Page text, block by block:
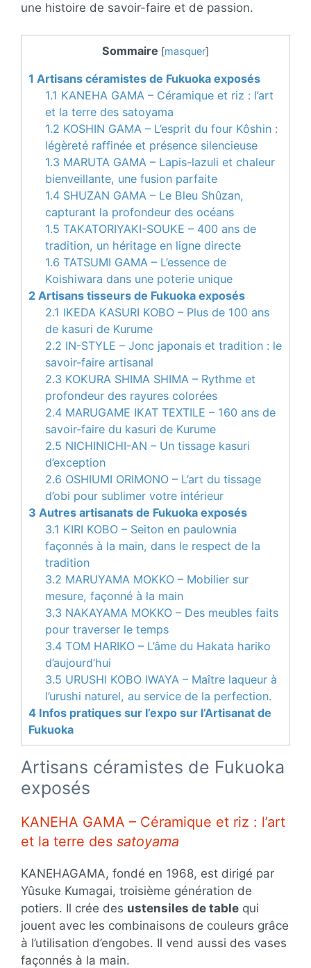
une histoire de savoir-faire et de passion.
Sommaire [masquer]
1 Artisans céramistes de Fukuoka exposés
1.1 KANEHA GAMA – Céramique et riz : l’art
et la terre des satoyama
1.2 KOSHIN GAMA – L’esprit du four Kôshin :
légèreté raffinée et présence silencieuse
1.3 MARUTA GAMA – Lapis-lazuli et chaleur
bienveillante, une fusion parfaite
1.4 SHUZAN GAMA – Le Bleu Shûzan,
capturant la profondeur des océans
1.5 TAKATORIYAKI-SOUKE – 400 ans de
tradition, un héritage en ligne directe
1.6 TATSUMI GAMA – L’essence de
Koishiwara dans une poterie unique
2 Artisans tisseurs de Fukuoka exposés
2.1 IKEDA KASURI KOBO – Plus de 100 ans
de kasuri de Kurume
2.2 IN-STYLE – Jonc japonais et tradition : le
savoir-faire artisanal
2.3 KOKURA SHIMA SHIMA – Rythme et
profondeur des rayures colorées
2.4 MARUGAME IKAT TEXTILE – 160 ans de
savoir-faire du kasuri de Kurume
2.5 NICHINICHI-AN – Un tissage kasuri
d’exception
2.6 OSHIUMI ORIMONO – L’art du tissage
d’obi pour sublimer votre intérieur
3 Autres artisanats de Fukuoka exposés
3.1 KIRI KOBO – Seiton en paulownia
façonnés à la main, dans le respect de la
tradition
3.2 MARUYAMA MOKKO – Mobilier sur
mesure, façonné à la main
3.3 NAKAYAMA MOKKO – Des meubles faits
pour traverser le temps
3.4 TOM HARIKO – L’âme du Hakata hariko
d’aujourd’hui
3.5 URUSHI KOBO IWAYA – Maître laqueur à
l’urushi naturel, au service de la perfection.
4 Infos pratiques sur l’expo sur l’Artisanat de
Fukuoka
Artisans céramistes de Fukuoka
exposés
KANEHA GAMA – Céramique et riz : l’art
et la terre des satoyama
KANEHAGAMA, fondé en 1968, est dirigé par
Yûsuke Kumagai, troisième génération de
potiers. Il crée des ustensiles de table qui
jouent avec les combinaisons de couleurs grâce
à l’utilisation d’engobes. Il vend aussi des vases
façonnés à la main.